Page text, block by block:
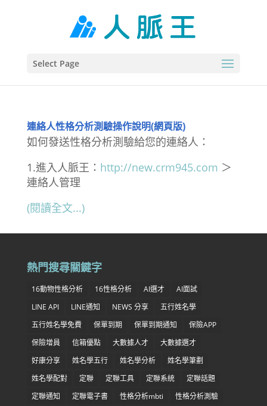
Select Page
連絡人性格分析測驗操作說明(網頁版)
如何發送性格分析測驗給您的連絡人：
1.進入人脈王： http://new.crm945.com ＞
連絡人管理
(閱讀全文...)
熱門搜尋關鍵字
16動物性格分析 16性格分析 AI選才
AI面試
LINE API
LINE通知 NEWS 分享
五行姓名學
五行姓名學免費
保單到期 保單到期通知
保險APP
保險增員
信箱優點 大數據人才
大數據選才
好康分享
姓名學五行 姓名學分析
姓名學筆劃
姓名學配對
定聯 定聯工具 定聯系統
定聯話題
定聯通知
定聯電子書 性格分析mbti
性格分析測驗